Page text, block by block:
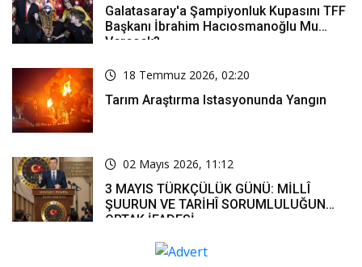
Galatasaray'a Şampiyonluk Kupasını TFF
Başkanı İbrahim Hacıosmanoğlu Mu
Verecek?
18 Temmuz 2026, 02:20
Tarım Araştırma Istasyonunda Yangın
02 Mayıs 2026, 11:12
3 MAYIS TÜRKÇÜLÜK GÜNÜ: MİLLÎ
ŞUURUN VE TARİHÎ SORUMLULUĞUN
ORTAK İFADESİ